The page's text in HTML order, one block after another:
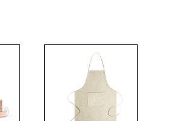
producto
tiene
múltiples